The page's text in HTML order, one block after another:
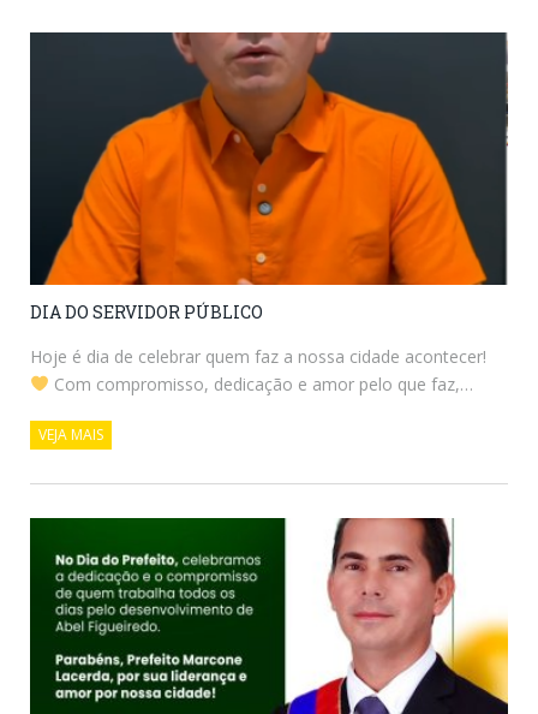
DIA DO SERVIDOR PÚBLICO
Hoje é dia de celebrar quem faz a nossa cidade acontecer!
Com compromisso, dedicação e amor pelo que faz,…
VEJA MAIS